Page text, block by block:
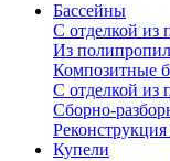
Бассейны
С отделкой
Из
Композитные
С отделкой из
Сборно-
Реконструкция
Купели